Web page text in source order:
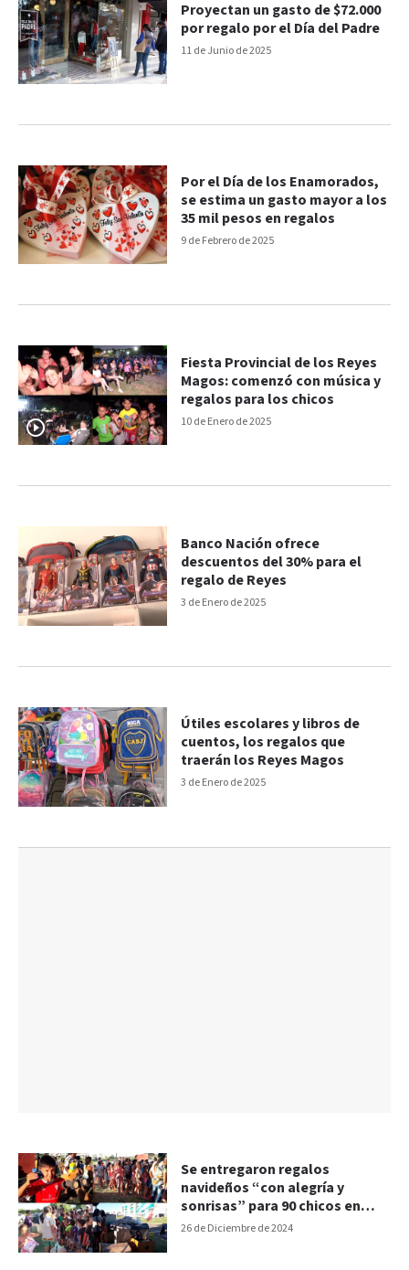
11 de Junio de 2025
Proyectan un gasto de $72.000
por regalo por el Día del Padre
9 de Febrero de 2025
Por el Día de los Enamorados,
se estima un gasto mayor a los
35 mil pesos en regalos
10 de Enero de 2025
Fiesta Provincial de los Reyes
Magos: comenzó con música y
regalos para los chicos
3 de Enero de 2025
Banco Nación ofrece
descuentos del 30% para el
regalo de Reyes
3 de Enero de 2025
Útiles escolares y libros de
cuentos, los regalos que
traerán los Reyes Magos
26 de Diciembre de 2024
Se entregaron regalos
navideños “con alegría y
sonrisas” para 90 chicos en
barrio Las Piedras